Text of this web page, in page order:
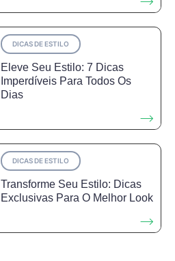
DICAS DE ESTILO
Eleve Seu Estilo: 7 Dicas
Imperdíveis Para Todos Os
Dias
DICAS DE ESTILO
Transforme Seu Estilo: Dicas
Exclusivas Para O Melhor Look